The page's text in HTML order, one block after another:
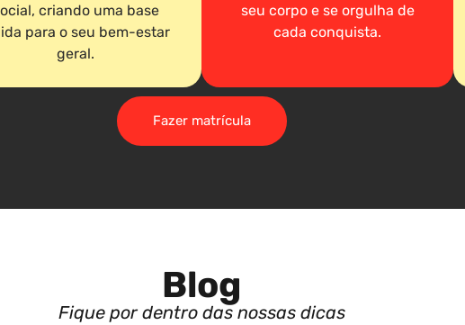
criando uma base
para o seu bem-estar
geral.
seu corpo e se orgulha de
cada conquista.
Fazer matrícula
Blog
Fique por dentro das nossas dicas